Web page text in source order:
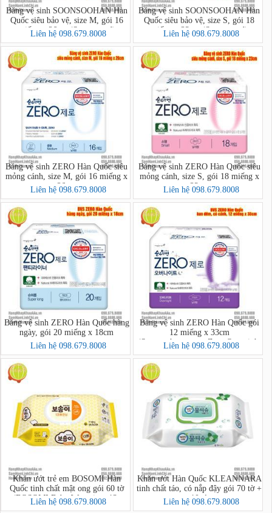
Băng vệ sinh SOONSOOHAN Hàn
Quốc siêu bảo vệ, size M, gói 16
miếng x 26cm (Superguard)
Liên hệ 098.679.8008
Băng vệ sinh SOONSOOHAN Hàn
Quốc siêu bảo vệ, size S, gói 18
miếng x 23cm (Superguard)
Liên hệ 098.679.8008
Băng vệ sinh ZERO Hàn Quốc siêu
mỏng cánh, size M, gói 16 miếng x
26cm
Liên hệ 098.679.8008
Băng vệ sinh ZERO Hàn Quốc siêu
mỏng cánh, size S, gói 18 miếng x
23cm
Liên hệ 098.679.8008
Băng vệ sinh ZERO Hàn Quốc hàng
ngày, gói 20 miếng x 18cm
Liên hệ 098.679.8008
Băng vệ sinh ZERO Hàn Quốc gói
12 miếng x 33cm
(Soonsoohanmyeon Zero Overnight
12 pcs/bag)
Liên hệ 098.679.8008
Khăn ướt trẻ em BOSOMI Hàn
Quốc tinh chất mật ong gói 60 tờ
(BOSOMI Baby Wet wipes 13-
nothing Ansim)
Liên hệ 098.679.8008
Khăn ướt Hàn Quốc KLEANNARA
tinh chất táo, có nắp đậy gói 70 tờ +
10 tờ
Liên hệ 098.679.8008